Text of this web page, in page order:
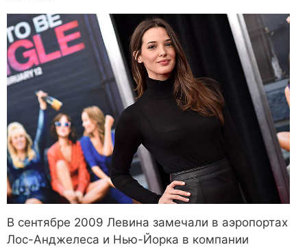
В сентябре 2009 Левина замечали в аэропортах
Лос-Анджелеса и Нью-Йорка в компании